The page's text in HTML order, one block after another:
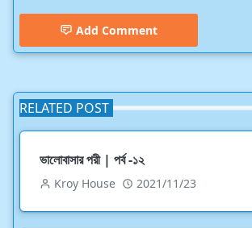
Add Comment
RELATED POST
ভালোবাসার পরী | পর্ব -১২
Kroy House 2021/11/23